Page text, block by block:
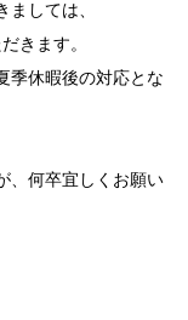
しては、
きます。
季休暇後の対応とな
、何卒宜しくお願い